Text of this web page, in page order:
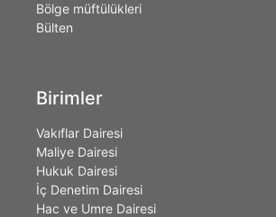
Bölge müftülükleri
Bülten
Birimler
Vakıflar Dairesi
Maliye Dairesi
Hukuk Dairesi
İç Denetim Dairesi
Hac ve Umre Dairesi